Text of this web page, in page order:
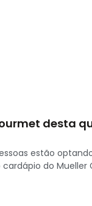
desta
estão
do